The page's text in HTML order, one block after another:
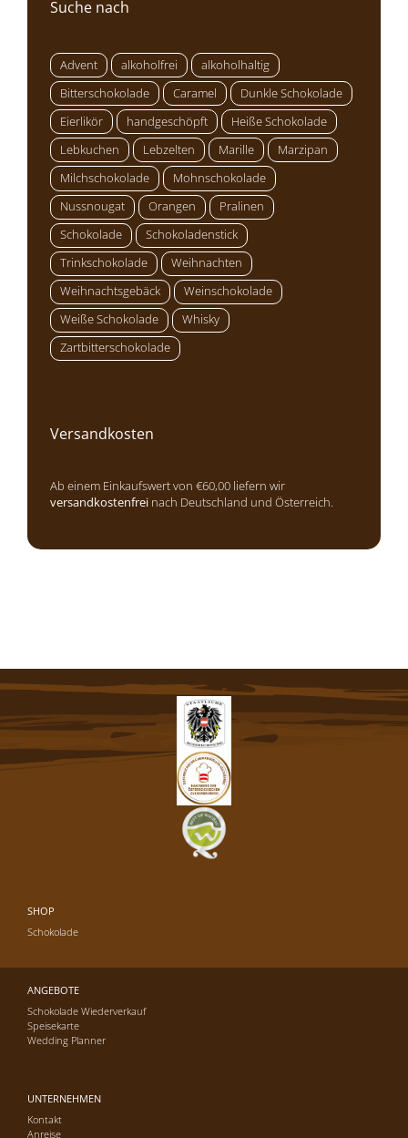
Suche nach
Advent alkoholfrei
alkoholhaltig
Bitterschokolade
Caramel
Dunkle Schokolade
Eierlikör
handgeschöpft
Heiße Schokolade
Lebkuchen
Lebzelten Marille
Marzipan
Milchschokolade
Mohnschokolade
Nussnougat
Orangen
Pralinen
Schokolade
Schokoladenstick
Trinkschokolade
Weihnachten
Weihnachtsgebäck
Weinschokolade
Weiße Schokolade
Whisky
Zartbitterschokolade
Versandkosten
Ab einem Einkaufswert von €60,00 liefern wir
versandkostenfrei nach Deutschland und Österreich.
SHOP
Schokolade
ANGEBOTE
Schokolade Wiederverkauf
Speisekarte
Wedding Planner
UNTERNEHMEN
Kontakt
Anreise